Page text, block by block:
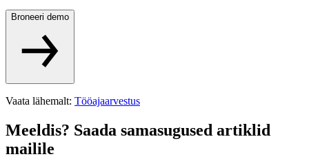
Broneeri demo
Vaata lähemalt: Tööajaarvestus
Meeldis? Saada samasugused artiklid
mailile